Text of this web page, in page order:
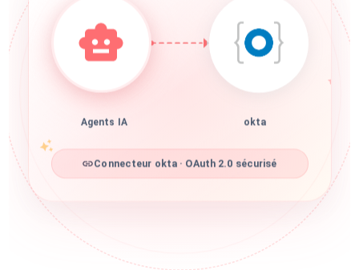
Agents IA okta
Connecteur okta · OAuth 2.0 sécurisé